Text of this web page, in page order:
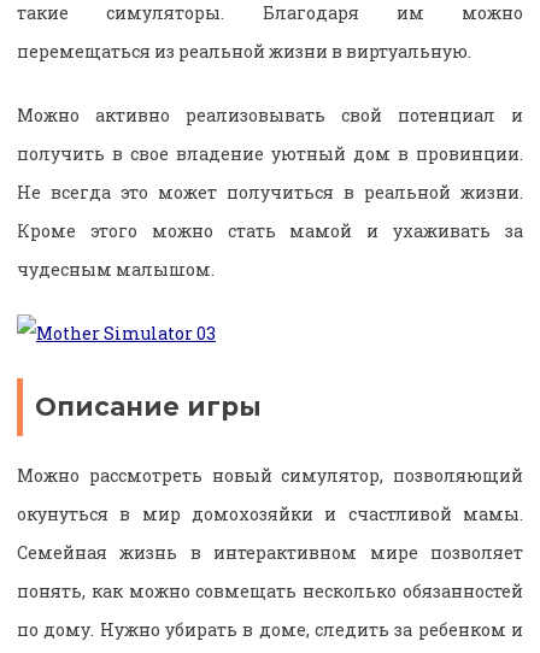
такие симуляторы. Благодаря им можно
перемещаться из реальной жизни в виртуальную.
Можно активно реализовывать свой потенциал и
получить в свое владение уютный дом в провинции.
Не всегда это может получиться в реальной жизни.
Кроме этого можно стать мамой и ухаживать за
чудесным малышом.
Описание игры
Можно рассмотреть новый симулятор, позволяющий
окунуться в мир домохозяйки и счастливой мамы.
Семейная жизнь в интерактивном мире позволяет
понять, как можно совмещать несколько обязанностей
по дому. Нужно убирать в доме, следить за ребенком и